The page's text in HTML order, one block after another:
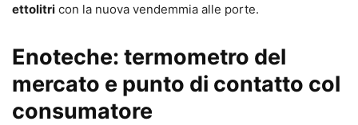
ettolitri con la nuova vendemmia alle porte.
Enoteche: termometro del
mercato e punto di contatto col
consumatore